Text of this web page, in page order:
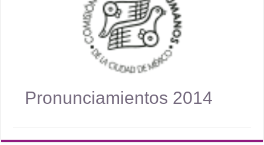
Pronunciamientos 2014